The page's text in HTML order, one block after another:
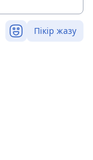
Пікір жазу